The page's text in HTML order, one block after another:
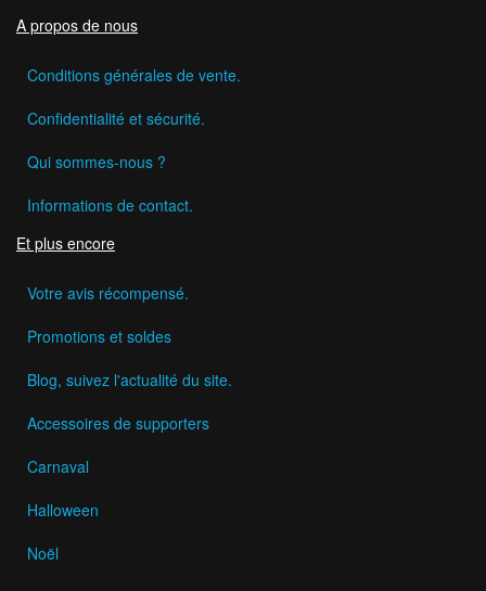
A propos de nous
Conditions générales de vente.
Confidentialité et sécurité.
Qui sommes-nous ?
Informations de contact.
Et plus encore
Votre avis récompensé.
Promotions et soldes
Blog, suivez l'actualité du site.
Accessoires de supporters
Carnaval
Halloween
Noël